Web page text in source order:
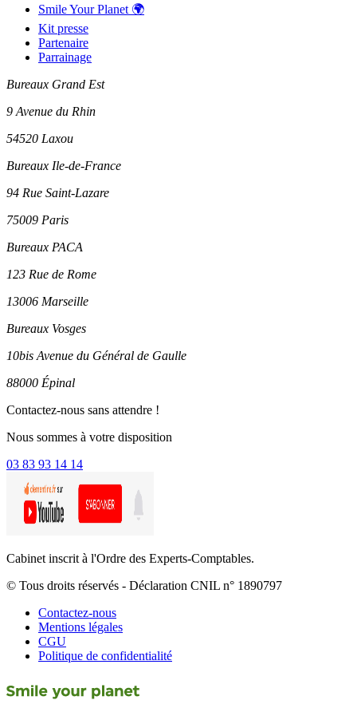
Smile Your Planet 🌍
Kit presse
Partenaire
Parrainage
Bureaux Grand Est
9 Avenue du Rhin
54520 Laxou
Bureaux Ile-de-France
94 Rue Saint-Lazare
75009 Paris
Bureaux PACA
123 Rue de Rome
13006 Marseille
Bureaux Vosges
10bis Avenue du Général de Gaulle
88000 Épinal
Contactez-nous sans attendre !
Nous sommes à votre disposition
03 83 93 14 14
Cabinet inscrit à l'Ordre des Experts-Comptables.
© Tous droits réservés - Déclaration CNIL n° 1890797
Contactez-nous
Mentions légales
CGU
Politique de confidentialité